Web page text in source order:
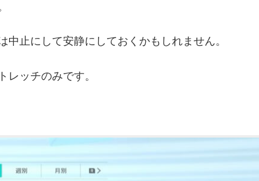
止にして安静にしておくかもしれません。
レッチのみです。